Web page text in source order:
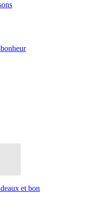
et bon